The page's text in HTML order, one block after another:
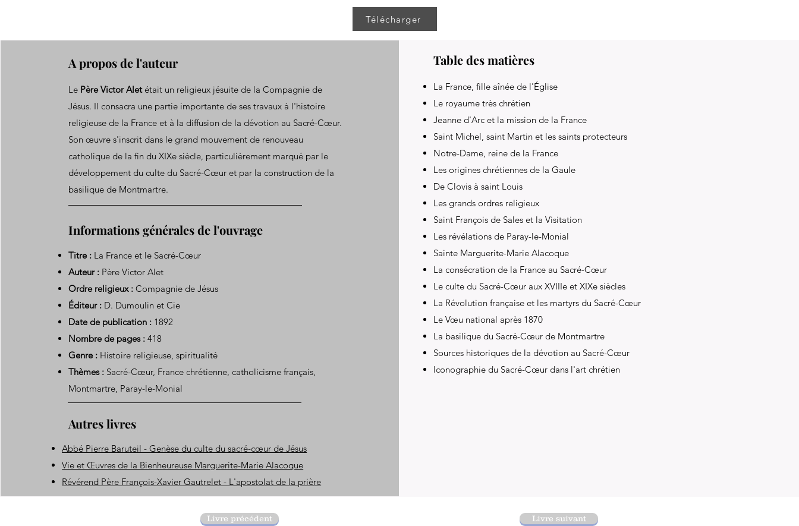
Télécharger
A propos de l'auteur
Le Père Victor Aletétait un religieux jésuite de la Compagnie de
Jésus. Il consacra une partie importante de ses travaux à l'histoire
religieuse de la France et à la diffusion de la dévotion au Sacré-Cœur.
Son œuvre s'inscrit dans le grand mouvement de renouveau
catholique de la fin du XIXe siècle, particulièrement marqué par le
développement du culte du Sacré-Cœur et par la construction de la
basilique de Montmartre.
Informations générales de l'ouvrage
Titre : La France et le Sacré-Cœur
Auteur : Père Victor Alet
Ordre religieux : Compagnie de Jésus
Éditeur : D. Dumoulin et Cie
Date de publication : 1892
Nombre de pages : 418
Genre : Histoire religieuse, spiritualité
Thèmes : Sacré-Cœur, France chrétienne, catholicisme français,
Montmartre, Paray-le-Monial
Autres livres
Abbé Pierre Baruteil - Genèse du culte du sacré-cœur de Jésus
Vie et Œuvres de la Bienheureuse Marguerite-Marie Alacoque
Révérend Père François-Xavier Gautrelet - L'apostolat de la prière
Table des matières
La France, fille aînée de l'Église
Le royaume très chrétien
Jeanne d'Arc et la mission de la France
Saint Michel, saint Martin et les saints protecteurs
Notre-Dame, reine de la France
Les origines chrétiennes de la Gaule
De Clovis à saint Louis
Les grands ordres religieux
Saint François de Sales et la Visitation
Les révélations de Paray-le-Monial
Sainte Marguerite-Marie Alacoque
La consécration de la France au Sacré-Cœur
Le culte du Sacré-Cœur aux XVIIIe et XIXe siècles
La Révolution française et les martyrs du Sacré-Cœur
Le Vœu national après 1870
La basilique du Sacré-Cœur de Montmartre
Sources historiques de la dévotion au Sacré-Cœur
Iconographie du Sacré-Cœur dans l'art chrétien
Livre précédent Livre suivant